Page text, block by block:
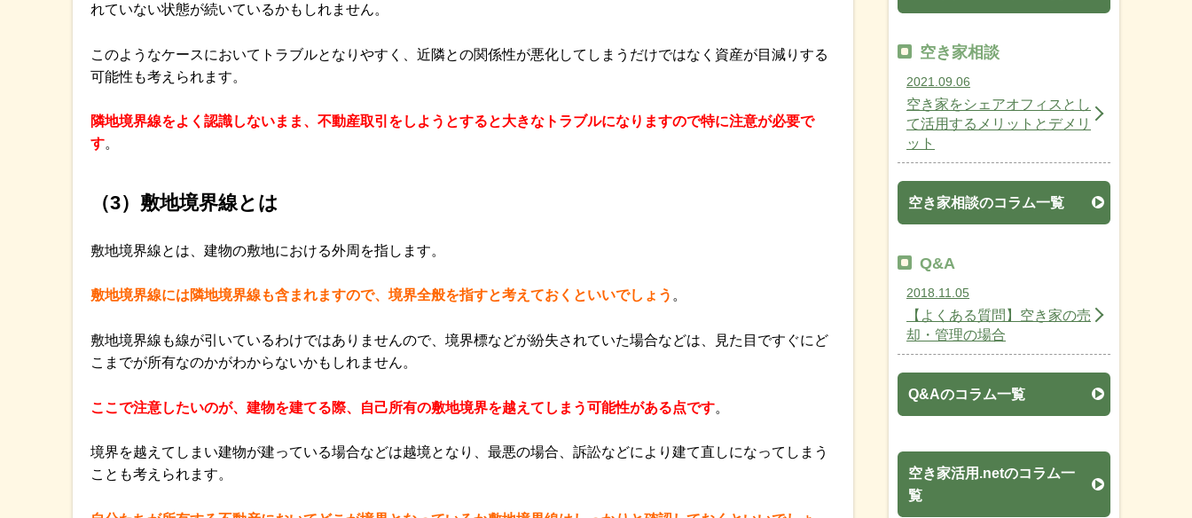
れていない状態が続いているかもしれません。
このようなケースにおいてトラブルとなりやすく、近隣との関係性が悪化してしまうだけではなく資産が目減りする
可能性も考えられます。
隣地境界線をよく認識しないまま、不動産取引をしようとすると大きなトラブルになりますので特に注意が必要で
す。
（3）敷地境界線とは
敷地境界線とは、建物の敷地における外周を指します。
敷地境界線には隣地境界線も含まれますので、境界全般を指すと考えておくといいでしょう 。
敷地境界線も線が引いているわけではありませんので、境界標などが紛失されていた場合などは、見た目ですぐにど
こまでが所有なのかがわからないかもしれません。
ここで注意したいのが、建物を建てる際、自己所有の敷地境界を越えてしまう可能性がある点です。
境界を越えてしまい建物が建っている場合などは越境となり、最悪の場合、訴訟などにより建て直しになってしまう
ことも考えられます。
空き家相談
2021.09.06
空き家をシェアオフィスとし
て活用するメリットとデメリ
ット
空き家相談のコラム一覧
Q&A
2018.11.05
【よくある質問】空き家の売
却・管理の場合
Q&Aのコラム一覧
空き家活用.netのコラム一
覧